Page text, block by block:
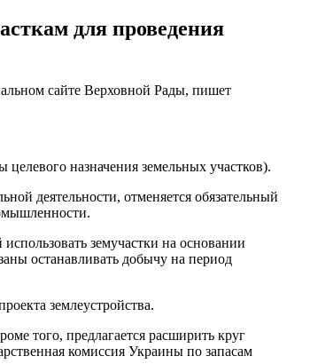
для проведения
сайте Верховной Рады, пишет
целевого назначения земельных участков).
деятельности, отменяется обязательный
земучастки на основании
останавливать добычу на период
землеустройства.
того, предлагается расширить круг
комиссия Украины по запасам